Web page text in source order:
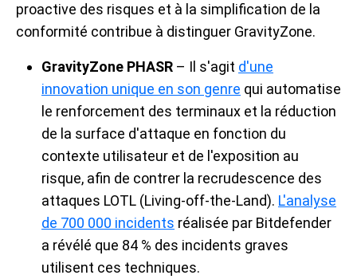
proactive des risques et à la simplification de la
conformité contribue à distinguer GravityZone.
GravityZone PHASR – Il s'agit d'une
innovation unique en son genre qui automatise
le renforcement des terminaux et la réduction
de la surface d'attaque en fonction du
contexte utilisateur et de l'exposition au
risque, afin de contrer la recrudescence des
attaques LOTL (Living-off-the-Land). L'analyse
de 700 000 incidents réalisée par Bitdefender
a révélé que 84 % des incidents graves
utilisent ces techniques.